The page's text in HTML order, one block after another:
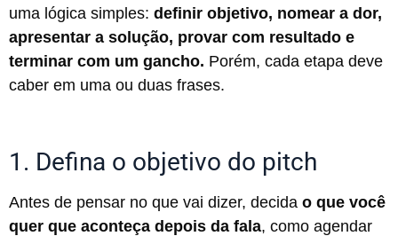
uma lógica simples: definir objetivo, nomear a dor,
apresentar a solução, provar com resultado e
terminar com um gancho. Porém, cada etapa deve
caber em uma ou duas frases.
1. Defina o objetivo do pitch
Antes de pensar no que vai dizer, decida o que você
quer que aconteça depois da fala, como agendar